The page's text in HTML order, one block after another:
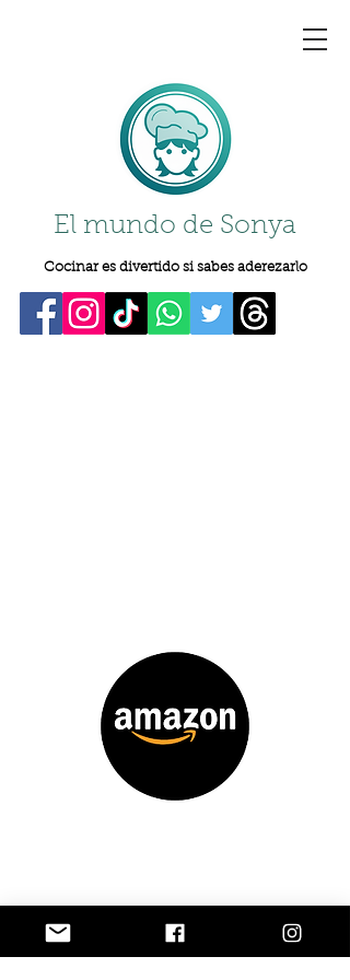
El mundo de Sonya
Cocinar es divertido si sabes aderezarlo